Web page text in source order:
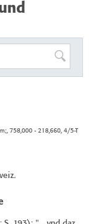
758,000 - 218,660, 4/5-T